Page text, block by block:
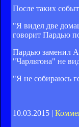
После таких
"Я видел две
говорит Пардью
Пардью заменил
"Чарльтона" не
"Я не собираюсь
10.03.2015 |